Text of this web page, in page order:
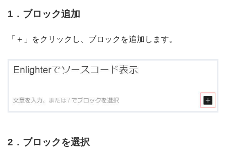
1．ブロック追加
「＋」をクリックし、ブロックを追加します。
2．ブロックを選択